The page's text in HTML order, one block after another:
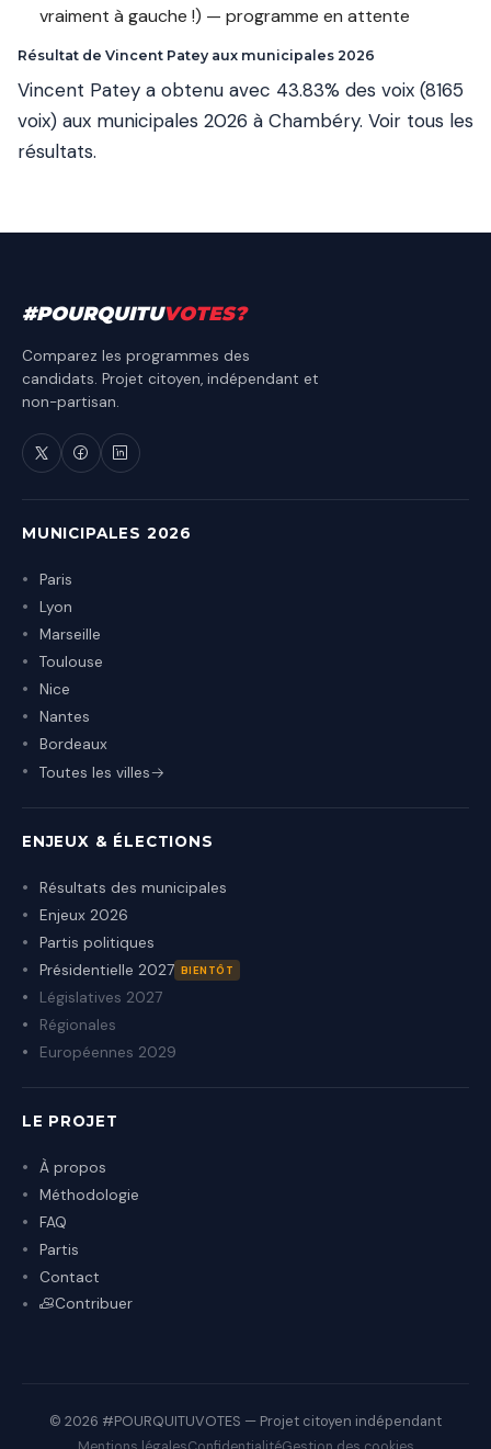
vraiment à gauche !) — programme en attente
Résultat de Vincent Patey aux municipales 2026
Vincent Patey a obtenu avec 43.83% des voix (8165
voix) aux municipales 2026 à Chambéry. Voir tous les
résultats.
#POURQUITUVOTES?
Comparez les programmes des
candidats. Projet citoyen, indépendant et
non-partisan.
MUNICIPALES 2026
Paris
Lyon
Marseille
Toulouse
Nice
Nantes
Bordeaux
Toutes les villes
ENJEUX & ÉLECTIONS
Résultats des municipales
Enjeux 2026
Partis politiques
Présidentielle 2027 BIENTÔT
Législatives 2027
Régionales
Européennes 2029
LE PROJET
À propos
Méthodologie
FAQ
Partis
Contact
Contribuer
© 2026 #POURQUITUVOTES — Projet citoyen indépendant